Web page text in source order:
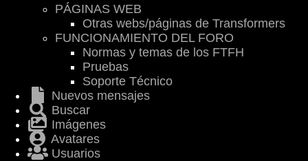
PÁGINAS WEB
Otras webs/páginas de Transformers
FUNCIONAMIENTO DEL FORO
Normas y temas de los FTFH
Pruebas
Soporte Técnico
Nuevos mensajes
Buscar
Imágenes
Avatares
Usuarios